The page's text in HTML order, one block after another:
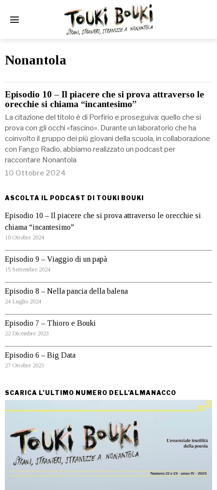
Nonantola
Episodio 10 – Il piacere che si prova attraverso le
orecchie si chiama “incantesimo”
La citazione del titolo è di Porfirio e proseguiva: quello che si
prova con gli occhi «fascino». Durante un laboratorio che ha
coinvolto il gruppo dei più giovani della scuola, in collaborazione
con Fango Radio, abbiamo realizzato un podcast per
raccontare Nonantola
10 Ottobre 2024
ASCOLTA IL PODCAST DI TOUKI BOUKI
Episodio 10 – Il piacere che si prova attraverso le orecchie si
chiama “incantesimo”
10 Ottobre 2024
Episodio 9 – Viaggio di un papà
15 Settembre 2024
Episodio 8 – Nella pancia della balena
24 Luglio 2024
Episodio 7 – Thioro e Bouki
22 Dicembre 2023
Episodio 6 – Big Data
27 Ottobre 2023
SCARICA L’ULTIMO NUMERO DELL’ALMANACCO